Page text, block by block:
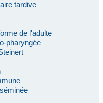
tardive
de l'adulte
pharyngée